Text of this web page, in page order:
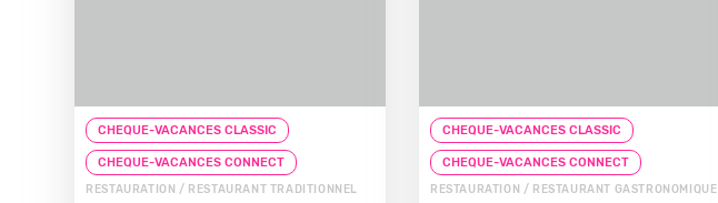
CHEQUE-VACANCES CLASSIC
CHEQUE-VACANCES CONNECT
RESTAURATION / RESTAURANT TRADITIONNEL
CHEQUE-VACANCES CLASSIC
CHEQUE-VACANCES CONNECT
RESTAURATION / RESTAURANT GASTRONOMIQUE